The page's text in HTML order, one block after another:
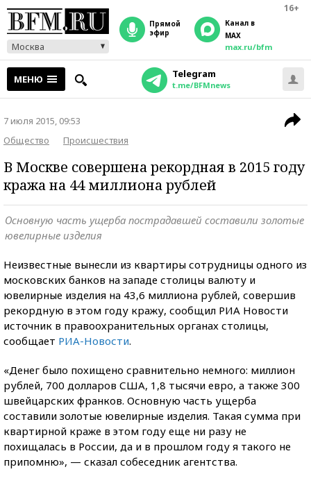
16+
Москва
прямой
эфир
Канал в
MAX
max.ru/bfm
МЕНЮ Telegram
t.me/BFMnews
7 июля 2015, 09:53
Общество
Происшествия
В Москве совершена рекордная в 2015 году
кража на 44 миллиона рублей
Основную часть ущерба пострадавшей составили золотые
ювелирные изделия
Неизвестные вынесли из квартиры сотрудницы одного из
московских банков на западе столицы валюту и
ювелирные изделия на 43,6 миллиона рублей, совершив
рекордную в этом году кражу, сообщил РИА Новости
источник в правоохранительных органах столицы,
сообщает РИА-Новости.
«Денег было похищено сравнительно немного: миллион
рублей, 700 долларов США, 1,8 тысячи евро, а также 300
швейцарских франков. Основную часть ущерба
составили золотые ювелирные изделия. Такая сумма при
квартирной краже в этом году еще ни разу не
похищалась в России, да и в прошлом году я такого не
припомню», — сказал собеседник агентства.